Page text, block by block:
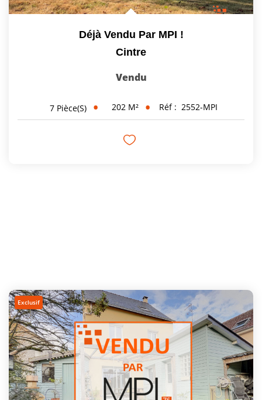
Déjà Vendu Par MPI !
Cintre
Vendu
7 Pièce(s) 202 M² Réf : 2552-MPI
Exclusif